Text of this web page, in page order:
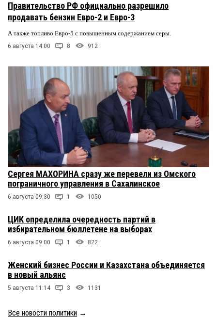
Правительство РФ официально разрешило
продавать бензин Евро-2 и Евро-3
А также топливо Евро-5 с повышенным содержанием серы.
6 августа 14:00 8 912
Сергея МАХОРИНА сразу же перевели из Омского
пограничного управления в Сахалинское
6 августа 09:30 1 1050
ЦИК определила очередность партий в
избирательном бюллетене на выборах
6 августа 09:00 1 822
Женский бизнес России и Казахстана объединяется
в новый альянс
5 августа 11:14 3 1131
Все новости политики →